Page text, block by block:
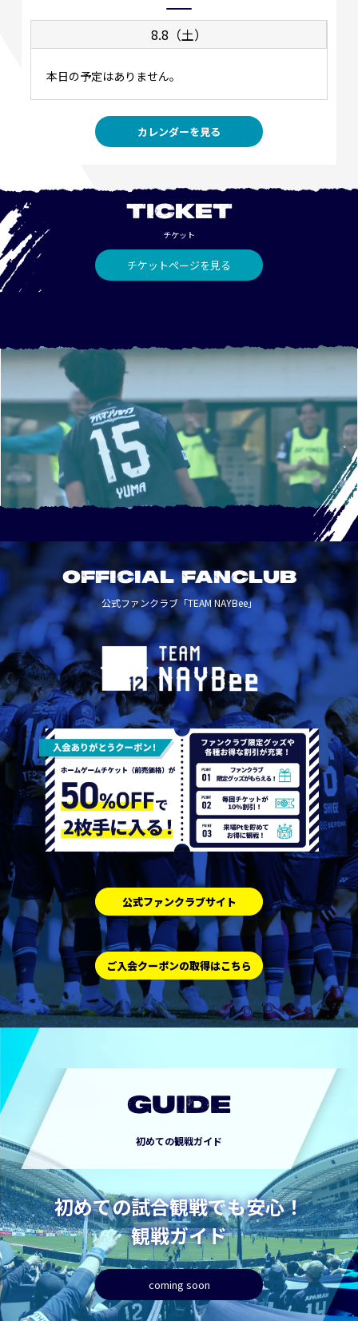
8.8（土）
本日の予定はありません。
カレンダーを見る
TICKET
チケット
チケットページを見る
OFFICIAL FANCLUB
公式ファンクラブ「TEAM NAYBee」
公式ファンクラブサイト
ご入会クーポンの取得はこちら
GUIDE
初めての観戦ガイド
初めての試合観戦でも安心！
観戦ガイド
coming soon